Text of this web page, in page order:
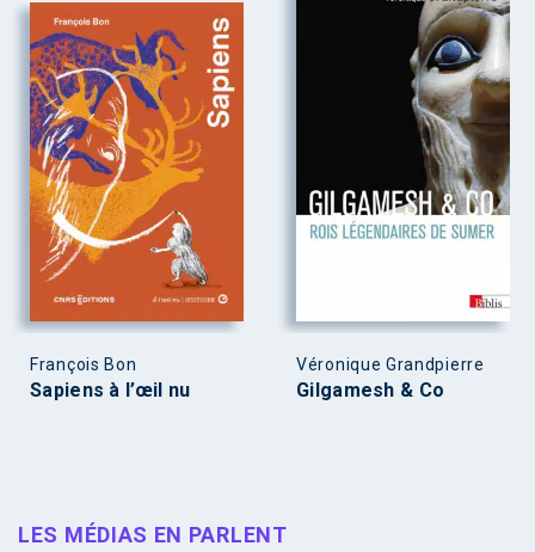
François Bon
Sapiens à l’œil nu
Véronique Grandpierre
Gilgamesh & Co
LES MÉDIAS EN PARLENT